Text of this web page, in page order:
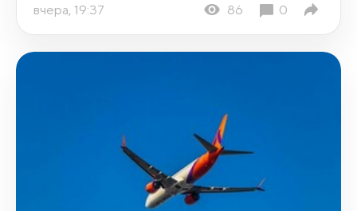
вчера, 19:37 86 0